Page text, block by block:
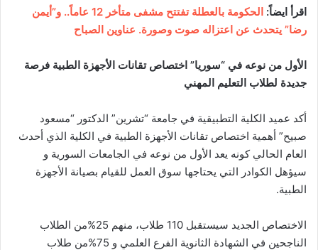
اقرأ ايضاً:
الحكومة بالعطلة تفتتح مشفى متأخر 12 عاماً.. و”أيمن
رضا” يتحدث عن اعتزاله صوت وصورة. عناوين الصباح
الأول من نوعه في “سوريا” اختصاص تقانات الأجهزة الطبية فرصة
جديدة لطلاب التعليم المهني
أكد عميد الكلية التطبيقية في جامعة “تشرين” الدكتور “مسعود
صبيح” أهمية اختصاص تقانات الأجهزة الطبية في الكلية الذي أحدث
العام الحالي كونه يعد الأول من نوعه في الجامعات السورية و
سيؤهل الكوادر التي يحتاجها سوق العمل للقيام بصيانة الأجهزة
الطبية.
الاختصاص الجديد سيستقبل 110 طلاب، منهم 25%من الطلاب
الناجحين في الشهادة الثانوية الفرع العلمي و 75%من طلاب